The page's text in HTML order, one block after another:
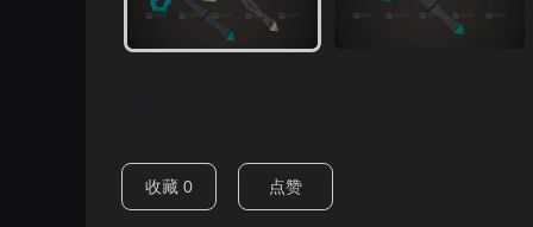
收藏 0 点赞